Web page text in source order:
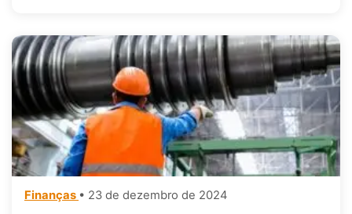
Finanças • 23 de dezembro de 2024